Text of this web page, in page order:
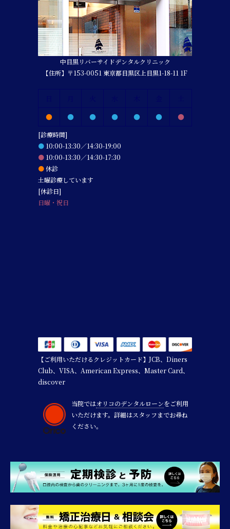
中目黒リバーサイドデンタルクリニック
【住所】〒153-0051 東京都目黒区上目黒1-18-11 1F
●
● ● ● ● ● ●
[診療時間]
● 10:00-13:30／14:30-19:00
● 10:00-13:30／14:30-17:30
●休診
土曜診療しています
[休診日]
日曜・祝日
【ご利用いただけるクレジットカード】JCB、Diners
Club、VISA、American Express、Master Card、
discover
当院ではオリコのデンタルローンをご利用
いただけます。詳細はスタッフまでお尋ね
ください。